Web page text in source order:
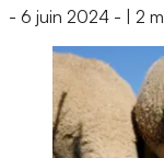
- 6 juin 2024 - 2